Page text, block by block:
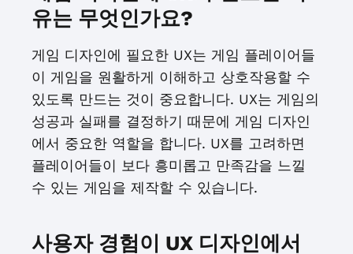
유는 무엇인가요?
게임 디자인에 필요한 UX는 게임 플레이어들
이 게임을 원활하게 이해하고 상호작용할 수
있도록 만드는 것이 중요합니다. UX는 게임의
성공과 실패를 결정하기 때문에 게임 디자인
에서 중요한 역할을 합니다. UX를 고려하면
플레이어들이 보다 흥미롭고 만족감을 느낄
수 있는 게임을 제작할 수 있습니다.
사용자 경험이 UX 디자인에서